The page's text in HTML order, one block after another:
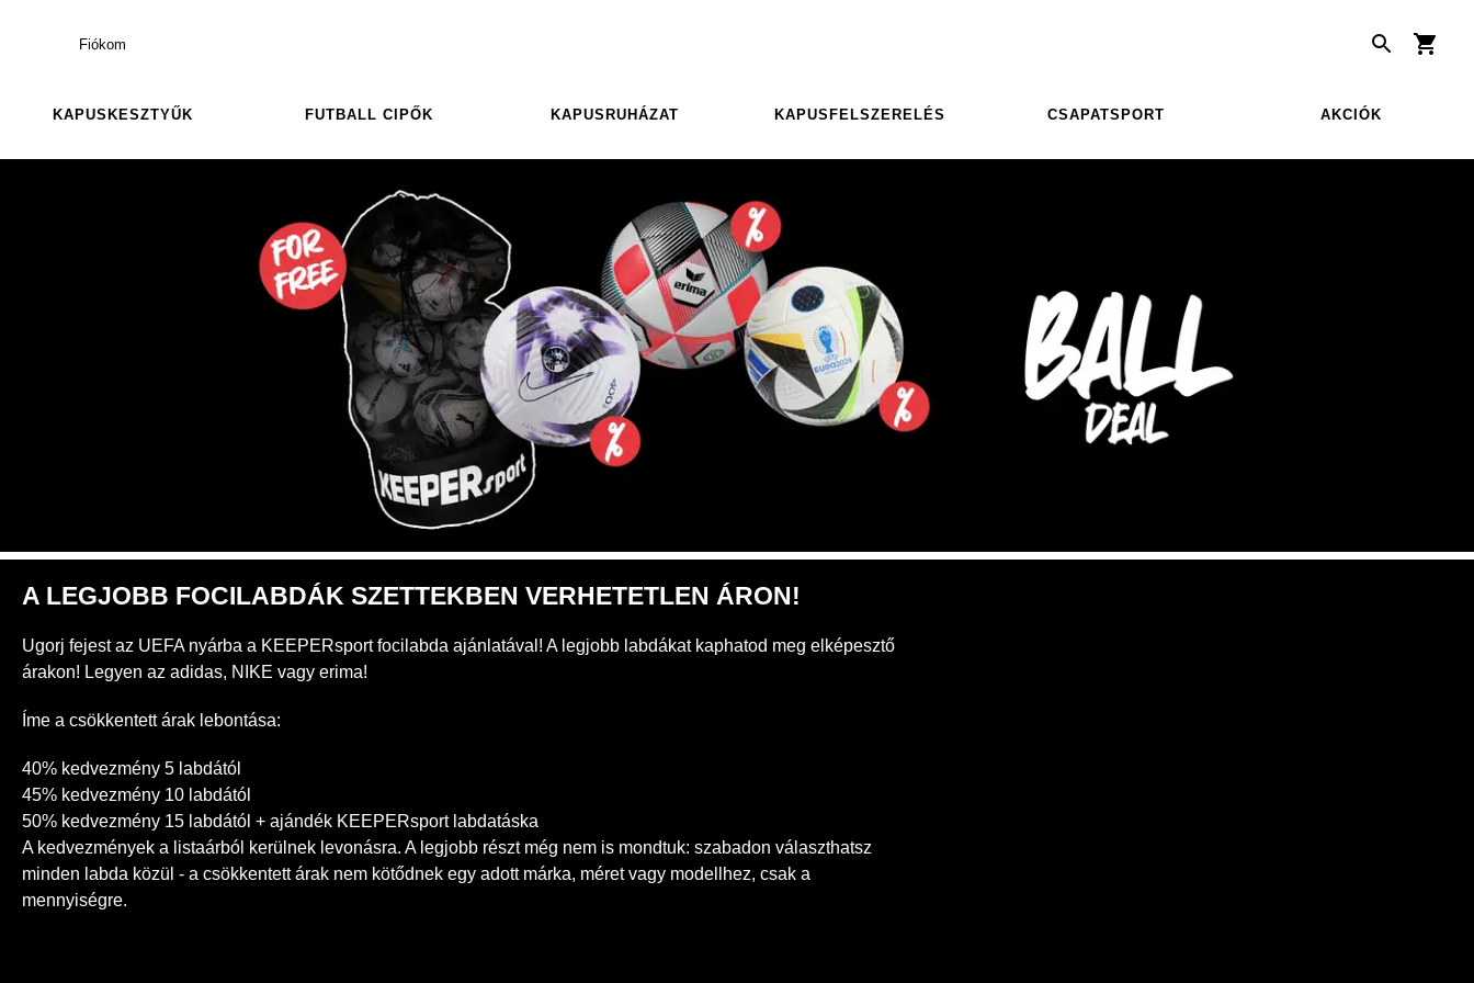
Fiókom
KAPUSKESZTYŰK FUTBALL CIPŐK KAPUSRUHÁZAT KAPUSFELSZERELÉS CSAPATSPORT AKCIÓK
A LEGJOBB FOCILABDÁK SZETTEKBEN VERHETETLEN ÁRON!
Ugorj fejest az UEFA nyárba a KEEPERsport focilabda ajánlatával! A legjobb labdákat kaphatod meg elképesztő
árakon! Legyen az adidas, NIKE vagy erima!
Íme a csökkentett árak lebontása:
40% kedvezmény 5 labdától
45% kedvezmény 10 labdától
50% kedvezmény 15 labdától + ajándék KEEPERsport labdatáska
A kedvezmények a listaárból kerülnek levonásra. A legjobb részt még nem is mondtuk: szabadon választhatsz
minden labda közül - a csökkentett árak nem kötődnek egy adott márka, méret vagy modellhez, csak a
mennyiségre.